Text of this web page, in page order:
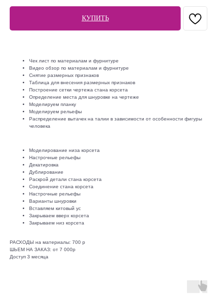
КУПИТЬ
Чек лист по материалам и фурнитуре
Видео обзор по материалам и фурнитуре
Снятие размерных признаков
Таблица для внесения размерных признаков
Построение сетки чертежа стана корсета
Определение места для шнуровке на чертеже
Моделируем планку
Моделируем рельефы
Распределение вытачек на талии в зависимости от особенности фигуры
человека
Моделирование низа корсета
Настрочные рельефы
Декатировка
Дублирование
Раскрой детали стана корсета
Соединение стана корсета
Настрочные рельефы
Варианты шнуровки
Вставляем китовый ус
Закрываем вверх корсета
Закрываем низ корсета
РАСХОДЫ на материалы: 700 р
ШЬЕМ НА ЗАКАЗ: от 7 000р
Доступ 3 месяца